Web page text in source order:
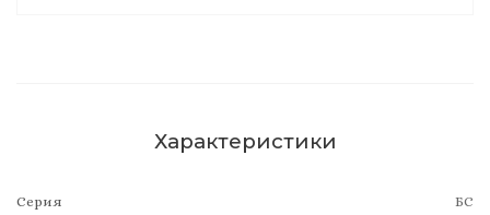
Характеристики
Серия
БС